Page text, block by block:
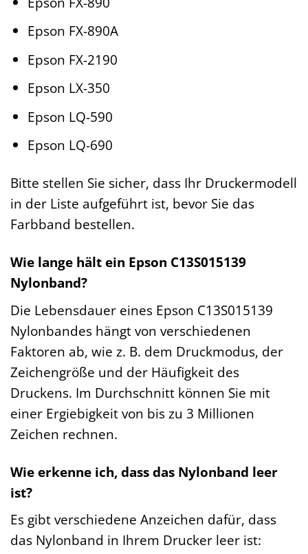
Epson FX-890A
Epson FX-2190
Epson LX-350
Epson LQ-590
Epson LQ-690
Bitte stellen Sie sicher, dass Ihr Druckermodell
in der Liste aufgeführt ist, bevor Sie das
Farbband bestellen.
Wie lange hält ein Epson C13S015139
Nylonband?
Die Lebensdauer eines Epson C13S015139
Nylonbandes hängt von verschiedenen
Faktoren ab, wie z. B. dem Druckmodus, der
Zeichengröße und der Häufigkeit des
Druckens. Im Durchschnitt können Sie mit
einer Ergiebigkeit von bis zu 3 Millionen
Zeichen rechnen.
Wie erkenne ich, dass das Nylonband leer
ist?
Es gibt verschiedene Anzeichen dafür, dass
das Nylonband in Ihrem Drucker leer ist: